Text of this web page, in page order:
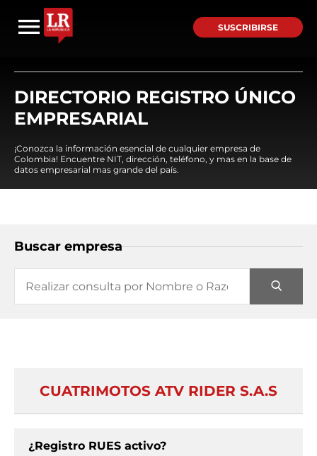
SUSCRIBIRSE
DIRECTORIO REGISTRO ÚNICO
EMPRESARIAL
¡Conozca la información esencial de cualquier empresa de
Colombia! Encuentre NIT, dirección, teléfono, y mas en la base de
datos empresarial mas grande del país.
Buscar empresa
CUATRIMOTOS ATV RIDER S.A.S
¿Registro RUES activo?